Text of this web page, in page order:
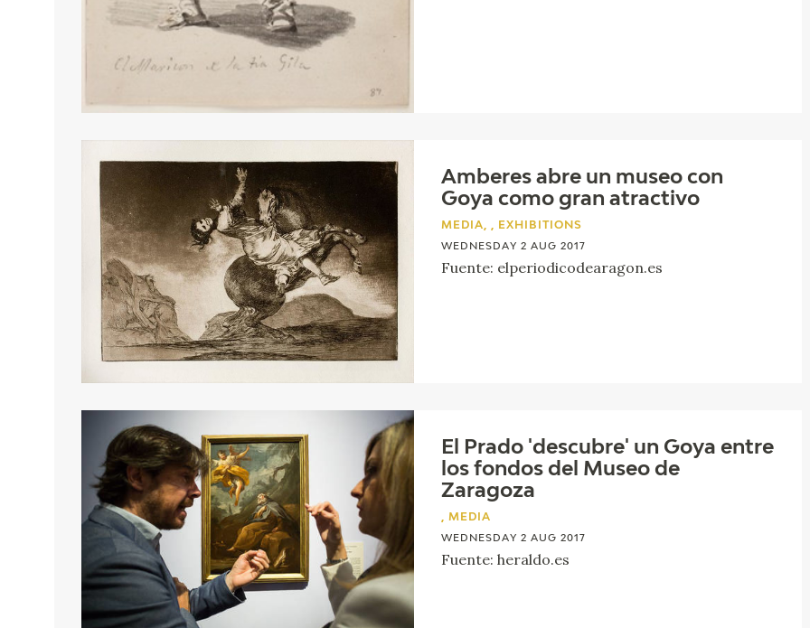
Amberes abre un museo con
Goya como gran atractivo
MEDIA, , EXHIBITIONS
WEDNESDAY 2 AUG 2017
Fuente: elperiodicodearagon.es
El Prado 'descubre' un Goya entre
los fondos del Museo de
Zaragoza
, MEDIA
WEDNESDAY 2 AUG 2017
Fuente: heraldo.es